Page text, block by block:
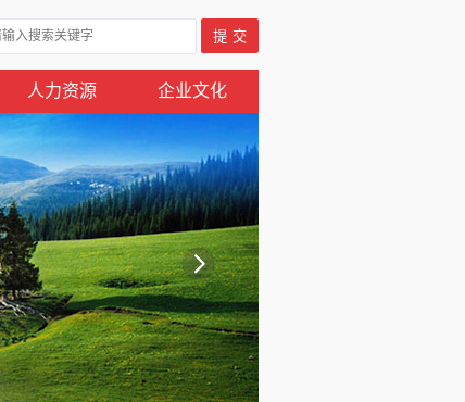
收藏本站 邮箱登陆
人力资源 企业文化